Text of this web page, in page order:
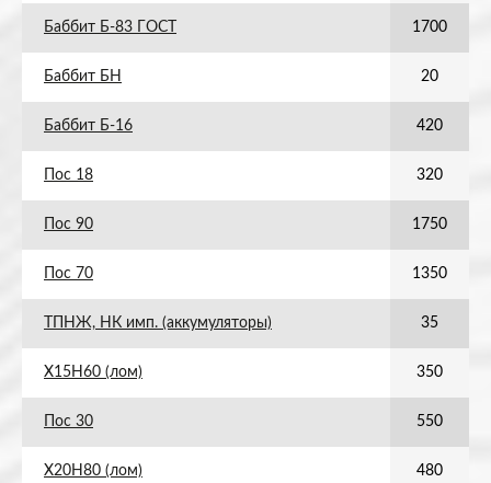
Баббит Б-83 ГОСТ 1700
Баббит БН 20
Баббит Б-16 420
Пос 18 320
Пос 90 1750
Пос 70 1350
ТПНЖ, НК имп. (аккумуляторы) 35
Х15Н60 (лом) 350
Пос 30 550
Х20Н80 (лом) 480